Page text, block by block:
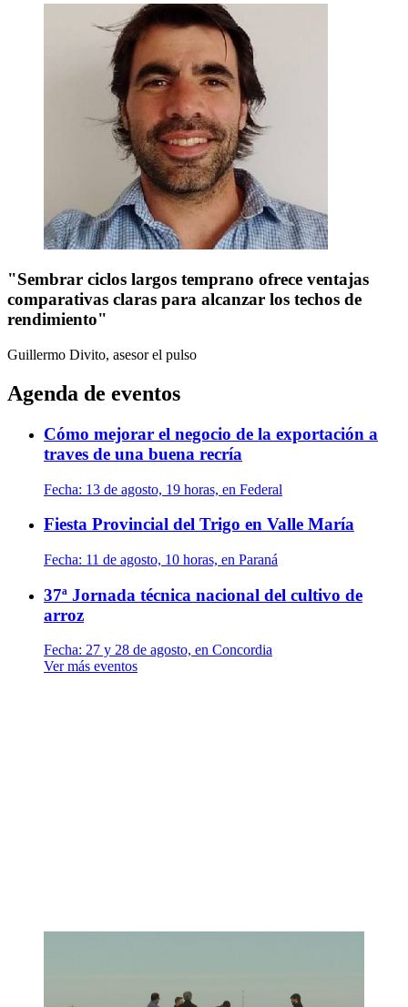
"Sembrar ciclos largos temprano ofrece ventajas
comparativas claras para alcanzar los techos de
rendimiento"
Guillermo Divito, asesor el pulso
Agenda de eventos
Cómo mejorar el negocio de la exportación a
traves de una buena recría
Fecha: 13 de agosto, 19 horas, en Federal
Fiesta Provincial del Trigo en Valle María
Fecha: 11 de agosto, 10 horas, en Paraná
37ª Jornada técnica nacional del cultivo de
arroz
Fecha: 27 y 28 de agosto, en Concordia
Ver más eventos